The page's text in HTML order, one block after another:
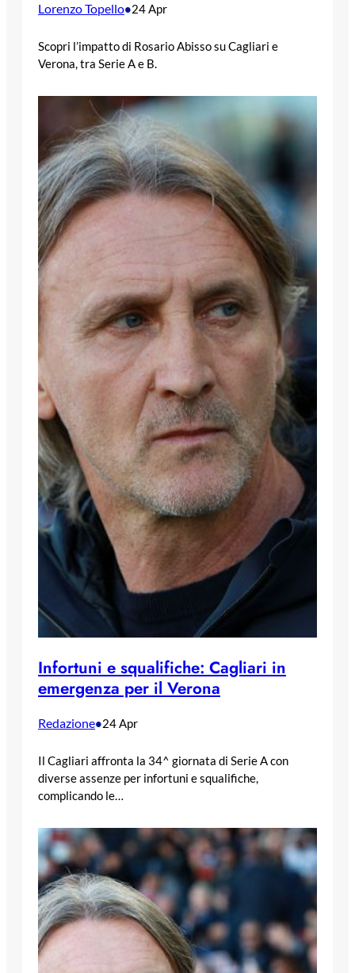
Lorenzo Topello•24 Apr
Scopri l’impatto di Rosario Abisso su Cagliari e
Verona, tra Serie A e B.
Infortuni e squalifiche: Cagliari in
emergenza per il Verona
Redazione•24 Apr
Il Cagliari affronta la 34^ giornata di Serie A con
diverse assenze per infortuni e squalifiche,
complicando le…